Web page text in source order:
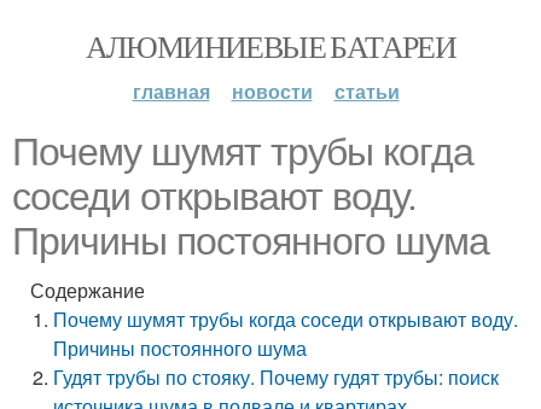
АЛЮМИНИЕВЫЕ БАТАРЕИ
главная новости статьи
Почему шумят трубы когда
соседи открывают воду.
Причины постоянного шума
Содержание
Почему шумят трубы когда соседи открывают воду.
Причины постоянного шума
Гудят трубы по стояку. Почему гудят трубы: поиск